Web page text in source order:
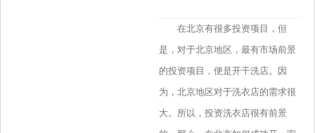
在北京有很多投资项目，但
是，对于北京地区，最有市场前景
的投资项目，便是开干洗店。因
为，北京地区对于洗衣店的需求很
大。所以，投资洗衣店很有前景